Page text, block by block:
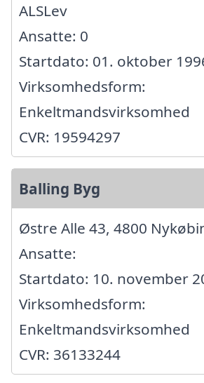
ALSLev
Ansatte: 0
Startdato: 01. oktober
Virksomhedsform:
Enkeltmandsvirksomhed
CVR: 19594297
Balling Byg
Østre Alle 43, 4800
Ansatte:
Startdato: 10. november
Virksomhedsform:
Enkeltmandsvirksomhed
CVR: 36133244